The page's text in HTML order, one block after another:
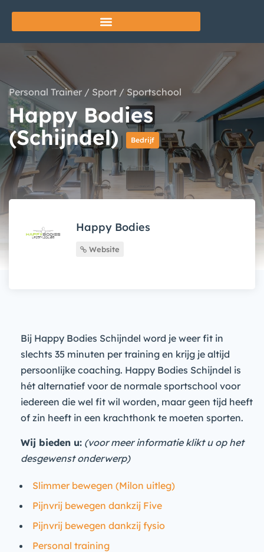
Personal Trainer / Sport / Sportschool
Happy Bodies
(Schijndel)
Bedrijf
Happy Bodies
Website
Bij Happy Bodies Schijndel word je weer fit in
slechts 35 minuten per training en krijg je altijd
persoonlijke coaching. Happy Bodies Schijndel is
hét alternatief voor de normale sportschool voor
iedereen die wel fit wil worden, maar geen tijd heeft
of zin heeft in een krachthonk te moeten sporten.
Wij bieden u: (voor meer informatie klikt u op het
desgewenst onderwerp)
Slimmer bewegen (Milon uitleg)
Pijnvrij bewegen dankzij Five
Pijnvrij bewegen dankzij fysio
Personal training